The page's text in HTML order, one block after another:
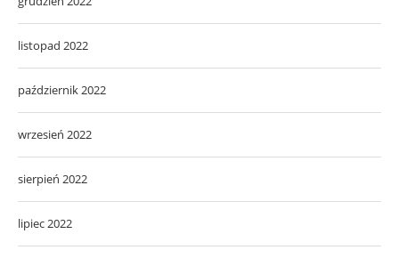
listopad 2022
październik 2022
wrzesień 2022
sierpień 2022
lipiec 2022